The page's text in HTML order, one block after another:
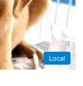
Local